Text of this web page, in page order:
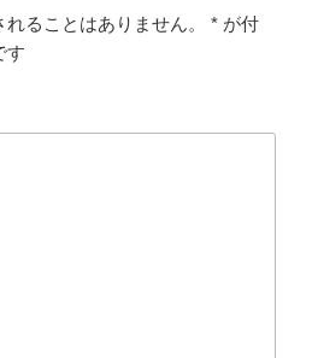
ることはありません。 * が付
す